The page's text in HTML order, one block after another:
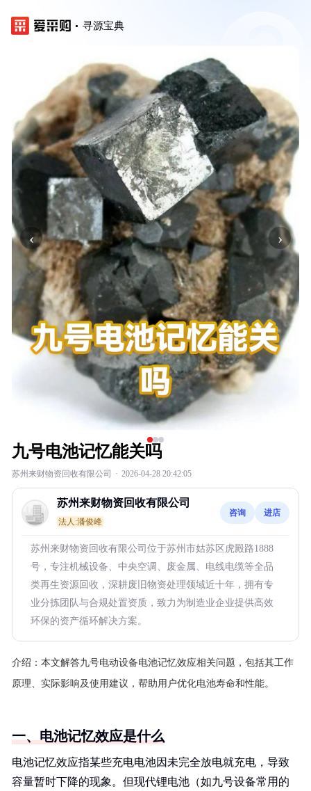
寻源宝典
‹ ›
九号电池记忆能关吗
苏州来财物资回收有限公司 · 2026-04-28 20:42:05
苏州来财物资回收有限公司
法人:潘俊峰
咨询 进店
苏州来财物资回收有限公司位于苏州市姑苏区虎殿路1888
号，专注机械设备、中央空调、废金属、电线电缆等全品
类再生资源回收，深耕废旧物资处理领域近十年，拥有专
业分拣团队与合规处置资质，致力为制造业企业提供高效
环保的资产循环解决方案。
介绍： 本文解答九号电动设备电池记忆效应相关问题，包括其工作
原理、实际影响及使用建议，帮助用户优化电池寿命和性能。
一、电池记忆效应是什么
电池记忆效应指某些充电电池因未完全放电就充电，导致
容量暂时下降的现象。但现代锂电池（如九号设备常用的